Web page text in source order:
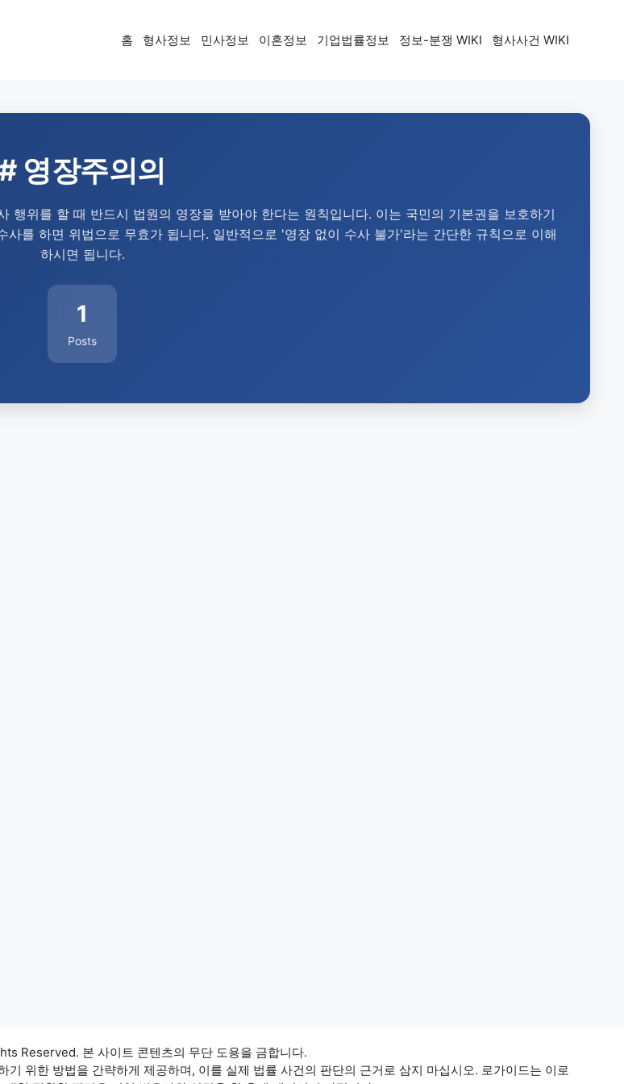
홈 형사정보 민사정보 이혼정보 기업법률정보 정보-분쟁 WIKI 형사사건 WIKI
영장주의의
행위를 할 때 반드시 법원의 영장을 받아야 한다는 원칙입니다. 이는 국민의 기본권을 보호하기
를 하면 위법으로 무효가 됩니다. 일반적으로 '영장 없이 수사 불가'라는 간단한 규칙으로 이해
하시면 됩니다.
1
Posts
Reserved. 본 사이트 콘텐츠의 무단 도용을 금합니다.
위한 방법을 간략하게 제공하며, 이를 실제 법률 사건의 판단의 근거로 삼지 마십시오. 로가이드는 이로